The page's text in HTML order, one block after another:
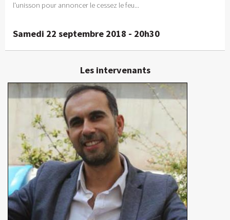
l'unisson pour annoncer le cessez le feu...
Samedi 22 septembre 2018 - 20h30
Les intervenants
Farid Afiri
Réalisateur
En détails